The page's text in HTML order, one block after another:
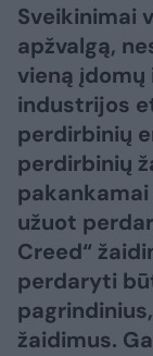
Sveikinimai
apžvalgą,
vieną
industrijos
perdirbinių
perdirbinių
pakankamai
užuot
Creed“
perdaryti
žaidimus.